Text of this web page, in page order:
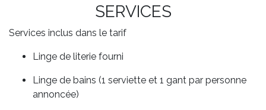
SERVICES
Services inclus dans le tarif
Linge de literie fourni
Linge de bains (1 serviette et 1 gant par personne
annoncée)